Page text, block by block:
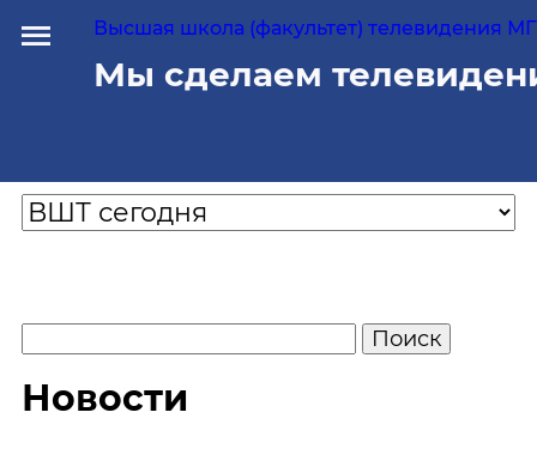
Высшая школа (факультет) телевидения
Мы сделаем
Новости